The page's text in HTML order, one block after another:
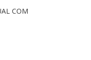
COM